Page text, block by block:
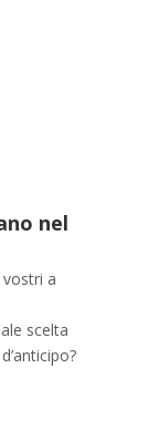
nel
a
scelta